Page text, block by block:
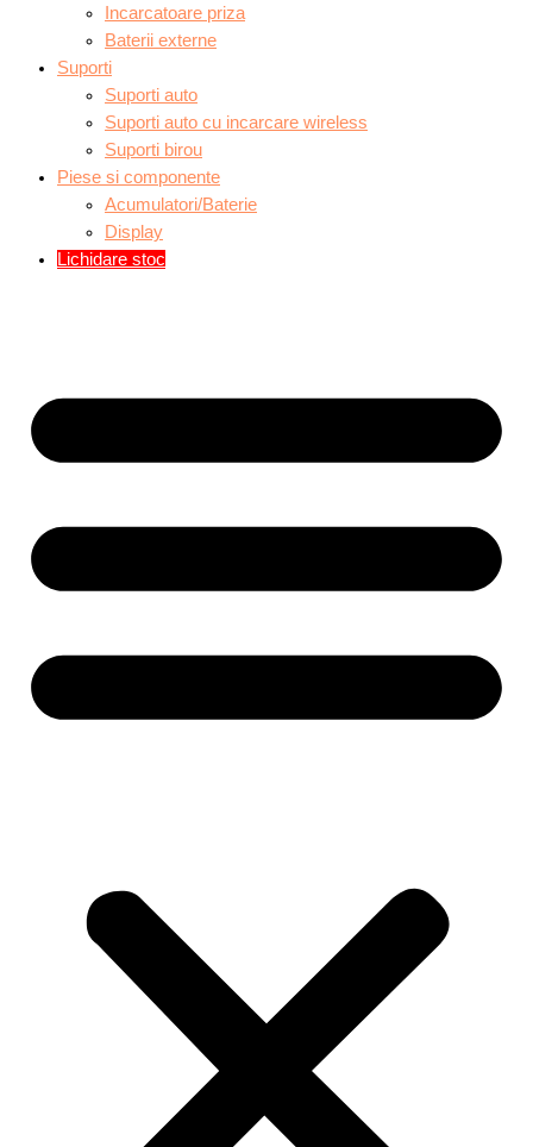
Incarcatoare priza
Baterii externe
Suporti
Suporti auto
Suporti auto cu incarcare wireless
Suporti birou
Piese si componente
Acumulatori/Baterie
Display
Lichidare stoc